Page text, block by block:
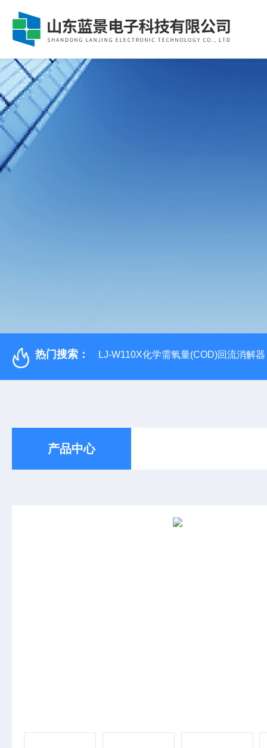
热门搜索： LJ-W110X化学需氧量(COD)回流消解器
产品中心